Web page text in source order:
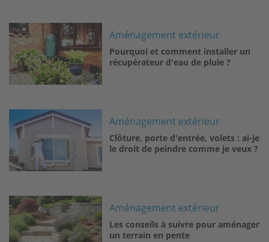
Image
Aménagement extérieur
Pourquoi et comment installer un
récupérateur d'eau de pluie ?
Image
Aménagement extérieur
Clôture, porte d'entrée, volets : ai-je
le droit de peindre comme je veux ?
Image
Aménagement extérieur
Les conseils à suivre pour aménager
un terrain en pente